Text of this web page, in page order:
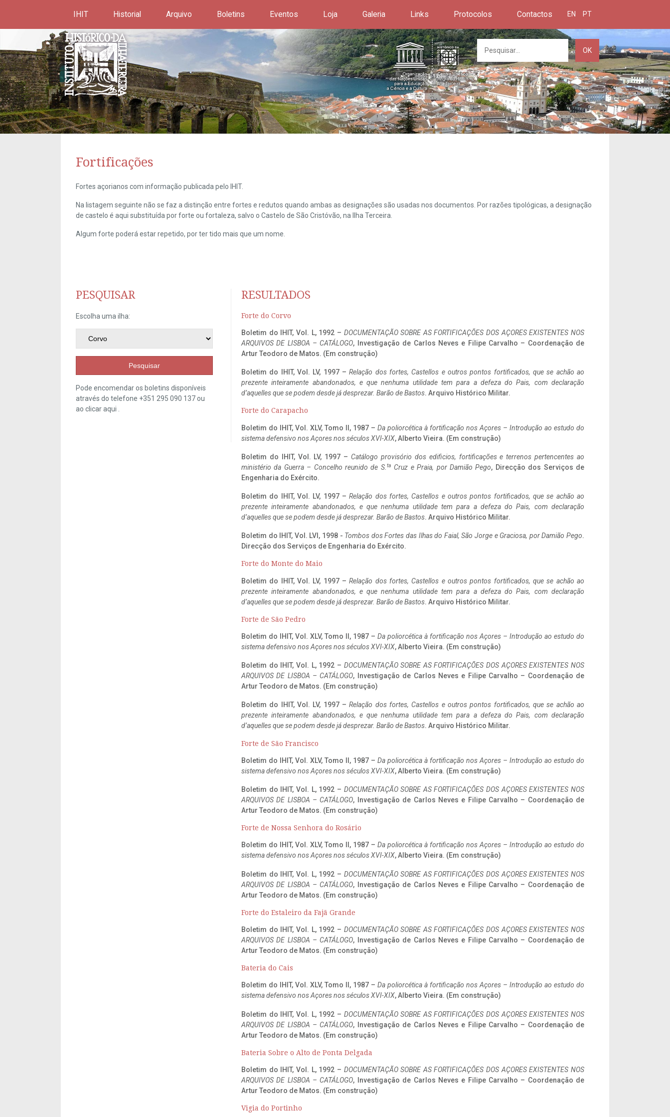
IHIT Historial Arquivo Boletins Eventos Loja Galeria Links Protocolos Contactos EN PT
OK
Fortificações
Fortes açorianos com informação publicada pelo IHIT.
Na listagem seguinte não se faz a distinção entre fortes e redutos quando ambas as designações são usadas nos documentos. Por razões tipológicas, a designação
de castelo é aqui substituída por forte ou fortaleza, salvo o Castelo de São Cristóvão, na Ilha Terceira.
Algum forte poderá estar repetido, por ter tido mais que um nome.
PESQUISAR
Escolha uma ilha:
Pesquisar
Pode encomendar os boletins disponíveis
através do telefone +351 295 090 137 ou
ao clicaraqui
RESULTADOS
Forte do Corvo
Boletim do IHIT, Vol. L, 1992 – DOCUMENTAÇÃO SOBRE AS FORTIFICAÇÕES DOS AÇORES EXISTENTES NOS
ARQUIVOS DE LISBOA – CATÁLOGO, Investigação de Carlos Neves e Filipe Carvalho – Coordenação de
Artur Teodoro de Matos. (Em construção)
Boletim do IHIT, Vol. LV, 1997 –Relação dos fortes, Castellos e outros pontos fortificados, que se achão ao
prezente inteiramente abandonados, e que nenhuma utilidade tem para a defeza do Pais, com declaração
d’aquelles que se podem desde já desprezar. Barão de Bastos. Arquivo Histórico Militar.
Forte do Carapacho
Boletim do IHIT, Vol. XLV, Tomo II, 1987 – Da poliorcética à fortificação nos Açores – Introdução ao estudo do
sistema defensivo nos Açores nos séculos XVI-XIX, Alberto Vieira. (Em construção)
Boletim do IHIT, Vol. LV, 1997 – Catálogo provisório dos edificios, fortificações e terrenos pertencentes ao
ministério da Guerra – Concelho reunido de S. ta Cruz e Praia, por Damião Pego, Direcção dos Serviços de
Engenharia do Exército.
Boletim do IHIT, Vol. LV, 1997 –Relação dos fortes, Castellos e outros pontos fortificados, que se achão ao
prezente inteiramente abandonados, e que nenhuma utilidade tem para a defeza do Pais, com declaração
d’aquelles que se podem desde já desprezar. Barão de Bastos. Arquivo Histórico Militar.
Boletim do IHIT, Vol. LVI, 1998 - Tombos dos Fortes das Ilhas do Faial, São Jorge e Graciosa, por Damião Pego.
Direcção dos Serviços de Engenharia do Exército.
Forte do Monte do Maio
Boletim do IHIT, Vol. LV, 1997 –Relação dos fortes, Castellos e outros pontos fortificados, que se achão ao
prezente inteiramente abandonados, e que nenhuma utilidade tem para a defeza do Pais, com declaração
d’aquelles que se podem desde já desprezar. Barão de Bastos. Arquivo Histórico Militar.
Forte de São Pedro
Boletim do IHIT, Vol. XLV, Tomo II, 1987 – Da poliorcética à fortificação nos Açores – Introdução ao estudo do
sistema defensivo nos Açores nos séculos XVI-XIX, Alberto Vieira. (Em construção)
Boletim do IHIT, Vol. L, 1992 – DOCUMENTAÇÃO SOBRE AS FORTIFICAÇÕES DOS AÇORES EXISTENTES NOS
ARQUIVOS DE LISBOA – CATÁLOGO, Investigação de Carlos Neves e Filipe Carvalho – Coordenação de
Artur Teodoro de Matos. (Em construção)
Boletim do IHIT, Vol. LV, 1997 –Relação dos fortes, Castellos e outros pontos fortificados, que se achão ao
prezente inteiramente abandonados, e que nenhuma utilidade tem para a defeza do Pais, com declaração
d’aquelles que se podem desde já desprezar. Barão de Bastos. Arquivo Histórico Militar.
Forte de São Francisco
Boletim do IHIT, Vol. XLV, Tomo II, 1987 – Da poliorcética à fortificação nos Açores – Introdução ao estudo do
sistema defensivo nos Açores nos séculos XVI-XIX, Alberto Vieira. (Em construção)
Boletim do IHIT, Vol. L, 1992 – DOCUMENTAÇÃO SOBRE AS FORTIFICAÇÕES DOS AÇORES EXISTENTES NOS
ARQUIVOS DE LISBOA – CATÁLOGO, Investigação de Carlos Neves e Filipe Carvalho – Coordenação de
Artur Teodoro de Matos. (Em construção)
Forte de Nossa Senhora do Rosário
Boletim do IHIT, Vol. XLV, Tomo II, 1987 – Da poliorcética à fortificação nos Açores – Introdução ao estudo do
sistema defensivo nos Açores nos séculos XVI-XIX, Alberto Vieira. (Em construção)
Boletim do IHIT, Vol. L, 1992 – DOCUMENTAÇÃO SOBRE AS FORTIFICAÇÕES DOS AÇORES EXISTENTES NOS
ARQUIVOS DE LISBOA – CATÁLOGO, Investigação de Carlos Neves e Filipe Carvalho – Coordenação de
Artur Teodoro de Matos. (Em construção)
Forte do Estaleiro da Fajã Grande
Boletim do IHIT, Vol. L, 1992 – DOCUMENTAÇÃO SOBRE AS FORTIFICAÇÕES DOS AÇORES EXISTENTES NOS
ARQUIVOS DE LISBOA – CATÁLOGO, Investigação de Carlos Neves e Filipe Carvalho – Coordenação de
Artur Teodoro de Matos. (Em construção)
Bateria do Cais
Boletim do IHIT, Vol. XLV, Tomo II, 1987 – Da poliorcética à fortificação nos Açores – Introdução ao estudo do
sistema defensivo nos Açores nos séculos XVI-XIX, Alberto Vieira. (Em construção)
Boletim do IHIT, Vol. L, 1992 – DOCUMENTAÇÃO SOBRE AS FORTIFICAÇÕES DOS AÇORES EXISTENTES NOS
ARQUIVOS DE LISBOA – CATÁLOGO, Investigação de Carlos Neves e Filipe Carvalho – Coordenação de
Artur Teodoro de Matos. (Em construção)
Bateria Sobre o Alto de Ponta Delgada
Boletim do IHIT, Vol. L, 1992 – DOCUMENTAÇÃO SOBRE AS FORTIFICAÇÕES DOS AÇORES EXISTENTES NOS
ARQUIVOS DE LISBOA – CATÁLOGO, Investigação de Carlos Neves e Filipe Carvalho – Coordenação de
Artur Teodoro de Matos. (Em construção)
Vigia do Portinho